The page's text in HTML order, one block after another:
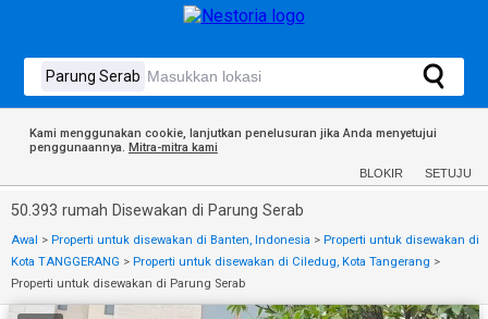
Kami menggunakan cookie, lanjutkan penelusuran jika Anda menyetujui
penggunaannya. Mitra-mitra kami
BLOKIR SETUJU
50.393 rumah Disewakan di Parung Serab
Awal > Properti untuk disewakan di Banten, Indonesia > Properti untuk disewakan di
Kota TANGGERANG > Properti untuk disewakan di Ciledug, Kota Tangerang >
Properti untuk disewakan di Parung Serab